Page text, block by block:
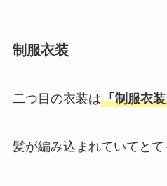
制服衣装
二つ目の衣装は「制服衣
髪が編み込まれていてとて